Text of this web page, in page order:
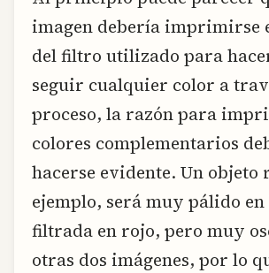
imagen debería imprimirse
del filtro utilizado para
seguir cualquier color a
proceso, la razón para
colores complementarios
hacerse evidente. Un objeto
ejemplo, será muy pálido
filtrada en rojo, pero muy
otras dos imágenes, por lo